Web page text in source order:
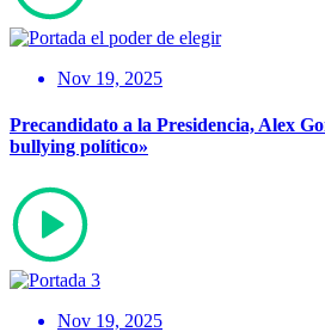
Nov 19, 2025
Precandidato a la Presidencia, Alex
bullying político»
Nov 19, 2025